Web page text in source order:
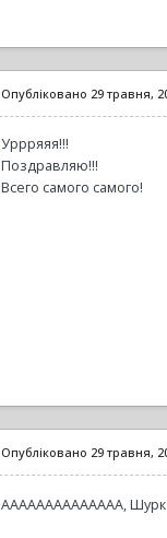
Опубліковано 29 травня,
Уррряяя!!!
Поздравляю!!!
Всего самого самого!
Опубліковано 29 травня,
АААААААААААААА,